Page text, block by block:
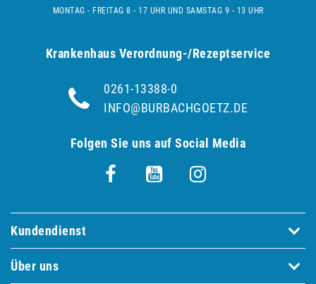
MONTAG - FREITAG 8 - 17 UHR UND SAMSTAG 9 - 13 UHR
Krankenhaus Verordnung-/Rezeptservice
0261-13388-0
INFO@BURBACHGOETZ.DE
Folgen Sie uns auf Social Media
Kundendienst
Über uns